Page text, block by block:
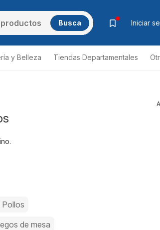
Busca Iniciar
y Belleza Tiendas Departamentales
Pollos
de mesa